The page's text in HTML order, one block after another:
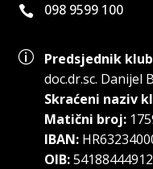
 098 9599 100
p
Predsjednik
doc.dr.sc. Danijel
Skraćeni naziv
Matični broj:
IBAN:
OIB:54188444912